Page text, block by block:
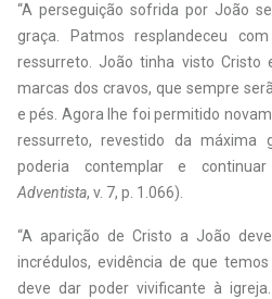
“A perseguição sofrida por João
graça. Patmos resplandeceu
ressurreto. João tinha visto
marcas dos cravos, que sempre
e pés. Agora lhe foi permitido
ressurreto, revestido da máxima
poderia contemplar e
Adventista, v. 7, p. 1.066).
“A aparição de Cristo a João
incrédulos, evidência de que
deve dar poder vivificante à